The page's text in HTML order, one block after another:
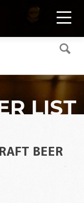
BEER
LIST